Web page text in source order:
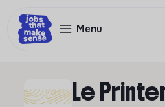
Menu
Le